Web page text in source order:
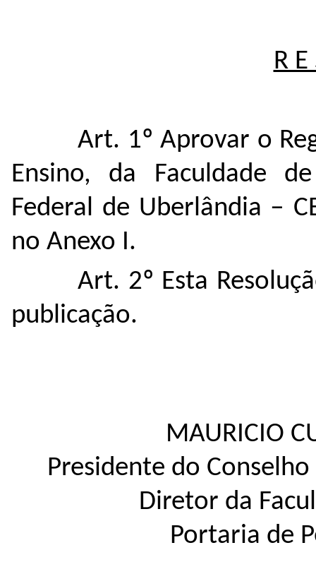
R
Art. 1ºAprovar o
Ensino, da Faculdade
Federal de Uberlândia ‒
no Anexo I.
Art. 2º Esta
publicação.
MAURICIO
Presidente do
Diretor da
Portaria de